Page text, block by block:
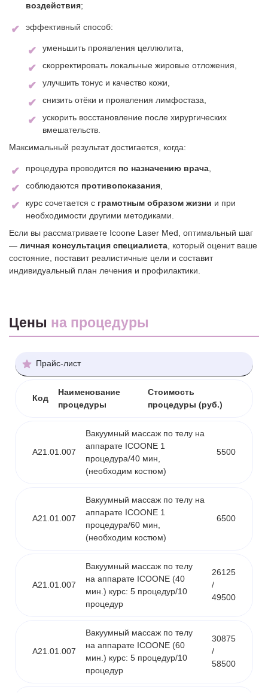
воздействия;
эффективный способ:
уменьшить проявления целлюлита,
скорректировать локальные жировые отложения,
улучшить тонус и качество кожи,
снизить отёки и проявления лимфостаза,
ускорить восстановление после хирургических
вмешательств.
Максимальный результат достигается, когда:
процедура проводится по назначению врача,
соблюдаются противопоказания,
курс сочетается с грамотным образом жизни и при
необходимости другими методиками.
Если вы рассматриваете Icoone Laser Med, оптимальный шаг
— личная консультация специалиста, который оценит ваше
состояние, поставит реалистичные цели и составит
индивидуальный план лечения и профилактики.
Цены на процедуры
Прайс-лист
Код
Наименование
процедуры
Стоимость
процедуры (руб.)
А21.01.007
Вакуумный массаж по телу на
аппарате ICOONE 1
процедура/40 мин,
(необходим костюм)
5500
А21.01.007
Вакуумный массаж по телу на
аппарате ICOONE 1
процедура/60 мин,
(необходим костюм)
6500
А21.01.007
Вакуумный массаж по телу
на аппарате ICOONE (40
мин.) курс: 5 процедур/10
процедур
26125
/
49500
А21.01.007
Вакуумный массаж по телу
на аппарате ICOONE (60
мин.) курс: 5 процедур/10
процедур
30875
/
58500